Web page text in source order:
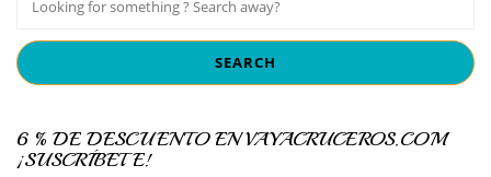
6 % DE DESCUENTO EN VAYACRUCEROS.COM
¡SUSCRÍBETE!